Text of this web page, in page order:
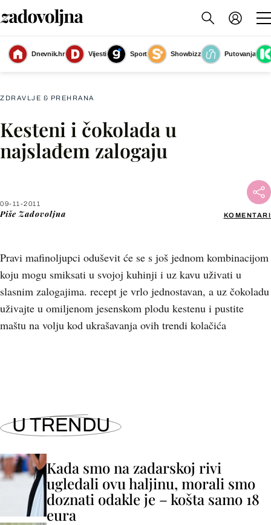
Dnevnik.hr Vijesti Sport Showbizz
Putovanja
Slika nije dostupna
ZDRAVLJE & PREHRANA
Kesteni i čokolada u
najslađem zalogaju
09-11-2011
Piše Zadovoljna KOMENTARI
Pravi mafinoljupci oduševit će se s još jednom kombinacijom
koju mogu smiksati u svojoj kuhinji i uz kavu uživati u
slasnim zalogajima. recept je vrlo jednostavan, a uz čokoladu
uživajte u omiljenom jesenskom plodu kestenu i pustite
maštu na volju kod ukrašavanja ovih trendi kolačića
Facebook
U TRENDU
Kada smo na zadarskoj rivi
ugledali ovu haljinu, morali smo
doznati odakle je – košta samo 18
eura